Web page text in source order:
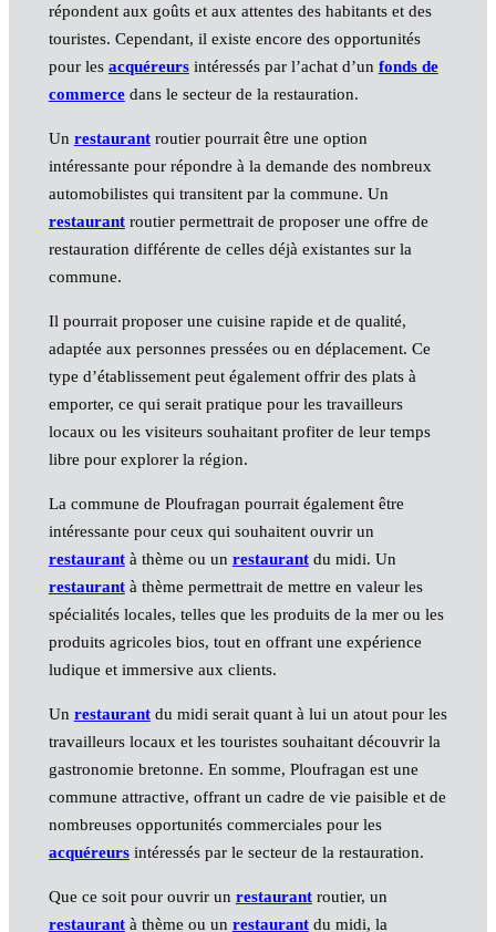
répondent aux goûts et aux attentes des habitants et des
touristes. Cependant, il existe encore des opportunités
pour les acquéreursintéressés par l’achat d’un fonds de
commercedans le secteur de la restauration.
Un restaurantroutier pourrait être une option
intéressante pour répondre à la demande des nombreux
automobilistes qui transitent par la commune. Un
restaurantroutier permettrait de proposer une offre de
restauration différente de celles déjà existantes sur la
commune.
Il pourrait proposer une cuisine rapide et de qualité,
adaptée aux personnes pressées ou en déplacement. Ce
type d’établissement peut également offrir des plats à
emporter, ce qui serait pratique pour les travailleurs
locaux ou les visiteurs souhaitant profiter de leur temps
libre pour explorer la région.
La commune de Ploufragan pourrait également être
intéressante pour ceux qui souhaitent ouvrir un
restaurantà thème ou un restaurantdu midi. Un
restaurantà thème permettrait de mettre en valeur les
spécialités locales, telles que les produits de la mer ou les
produits agricoles bios, tout en offrant une expérience
ludique et immersive aux clients.
Un restaurantdu midi serait quant à lui un atout pour les
travailleurs locaux et les touristes souhaitant découvrir la
gastronomie bretonne. En somme, Ploufragan est une
commune attractive, offrant un cadre de vie paisible et de
nombreuses opportunités commerciales pour les
acquéreursintéressés par le secteur de la restauration.
Que ce soit pour ouvrir un restaurantroutier, un
restaurantà thème ou un restaurantdu midi, la